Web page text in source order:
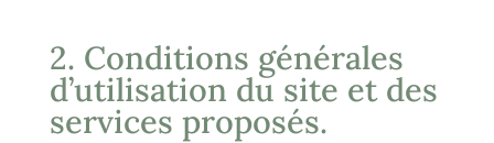
2. Conditions générales
d’utilisation du site et des
services proposés.